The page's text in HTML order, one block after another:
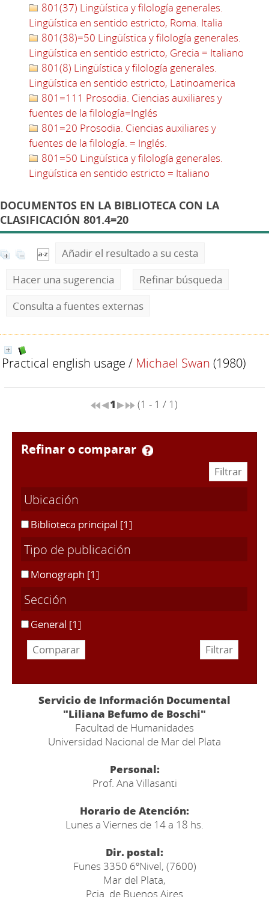
801(37) Lingüística y filología generales.
Lingüística en sentido estricto, Roma. Italia
801(38)=50 Lingüística y filología generales.
Lingüística en sentido estricto, Grecia = Italiano
801(8) Lingüística y filología generales.
Lingüística en sentido estricto, Latinoamerica
801=111 Prosodia. Ciencias auxiliares y
fuentes de la filología=Inglés
801=20 Prosodia. Ciencias auxiliares y
fuentes de la filología. = Inglés.
801=50 Lingüística y filología generales.
Lingüística en sentido estricto = Italiano
DOCUMENTOS EN LA BIBLIOTECA CON LA
CLASIFICACIÓN 801.4=20
Añadir el resultado a su cesta
Hacer una sugerencia
Refinar búsqueda
Consulta a fuentes externas
Practical english usage / Michael Swan (1980)
1 (1 - 1 / 1)
refinar o comparar
Ubicación
Biblioteca principal [1]
Tipo de publicación
Monograph [1]
Sección
General [1]
Servicio de Información Documental
"Liliana Befumo de Boschi"
Facultad de Humanidades
Universidad Nacional de Mar del Plata
Personal:
Prof. Ana Villasanti
Horario de Atención:
Lunes a Viernes de 14 a 18 hs.
Dir. postal:
Funes 3350 6ºNivel, (7600)
Mar del Plata,
Pcia. de Buenos Aires